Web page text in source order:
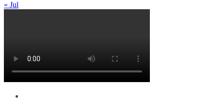
« Jul